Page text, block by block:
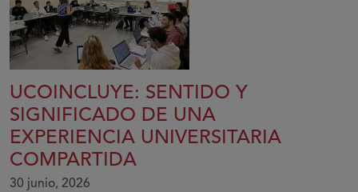
UCOINCLUYE: SENTIDO Y
SIGNIFICADO DE UNA
EXPERIENCIA UNIVERSITARIA
COMPARTIDA
30 junio, 2026